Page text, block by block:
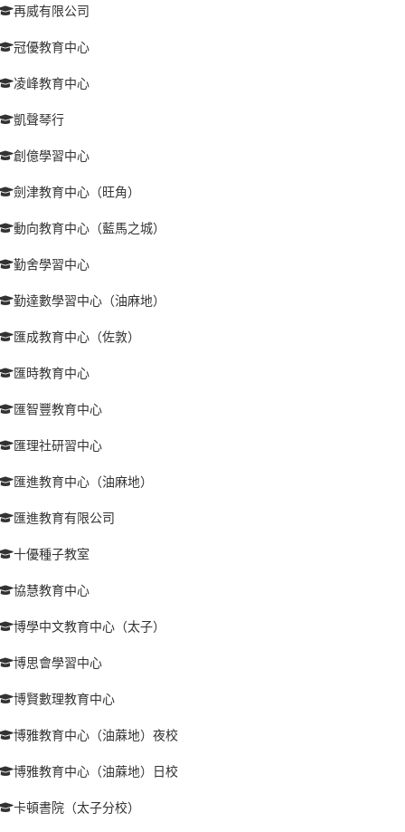
再威有限公司
冠優教育中心
凌峰教育中心
凱聲琴行
創億學習中心
劍津教育中心（旺角）
動向教育中心（藍馬之城）
勤舍學習中心
勤達數學習中心（油麻地）
匯成教育中心（佐敦）
匯時教育中心
匯智豐教育中心
匯理社研習中心
匯進教育中心（油麻地）
匯進教育有限公司
十優種子教室
協慧教育中心
博學中文教育中心（太子）
博思會學習中心
博賢數理教育中心
博雅教育中心（油蔴地）夜校
博雅教育中心（油蔴地）日校
卡頓書院（太子分校）